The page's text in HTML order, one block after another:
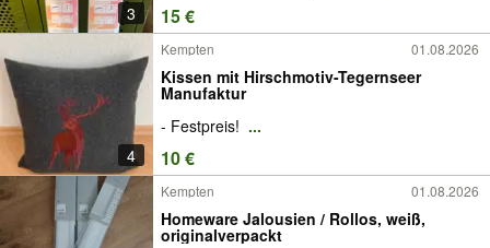
3 15 €
4
Kempten 01.08.2026
Kissen mit Hirschmotiv-Tegernseer
Manufaktur
- Festpreis! ...
10 €
Kempten 01.08.2026
Homeware Jalousien / Rollos, weiß,
originalverpackt